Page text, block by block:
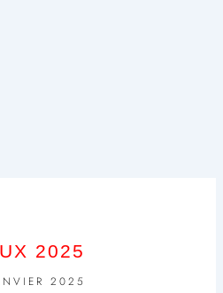
2025
2025